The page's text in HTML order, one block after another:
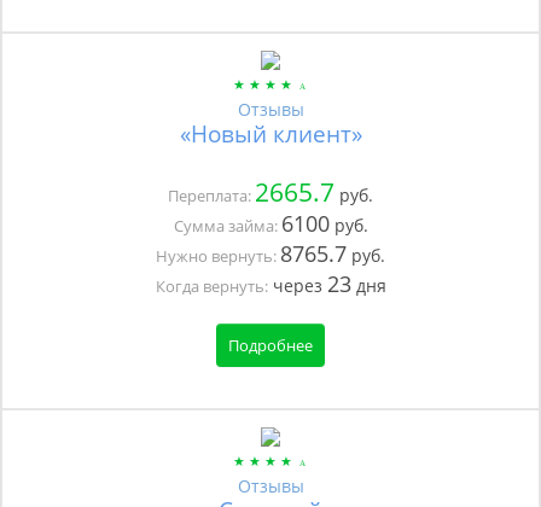
Отзывы
«Новый клиент»
Переплата: 2665.7 руб.
Сумма займа: 6100руб.
Нужно вернуть: 8765.7 руб.
Когда вернуть:через 23дня
Подробнее
Отзывы